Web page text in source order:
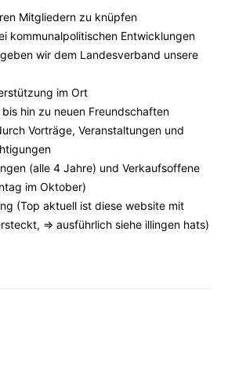
Mitgliedern zu knüpfen
kommunalpolitischen Entwicklungen
wir dem Landesverband unsere
im Ort
bis hin zu neuen Freundschaften
Vorträge, Veranstaltungen und
(alle 4 Jahre) und Verkaufsoffene
im Oktober)
(Top aktuell ist diese website mit
=> ausführlich siehe illingen hats)